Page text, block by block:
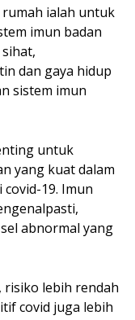
ialah untuk
imun badan
dan gaya hidup
sistem imun
untuk
yang kuat dalam
19. Imun
abnormal yang
risiko lebih rendah
covid juga lebih